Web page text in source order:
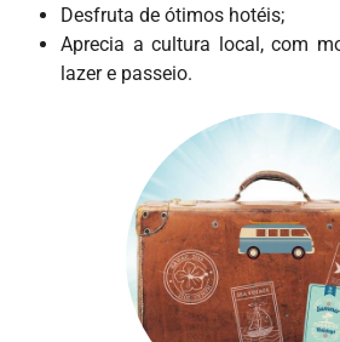
Desfruta de ótimos hotéis;
Aprecia a cultura local, com
lazer e passeio.